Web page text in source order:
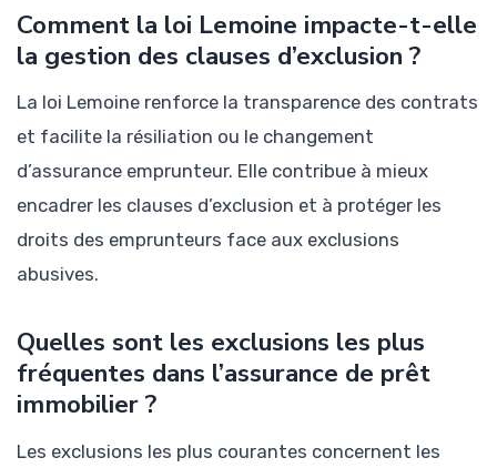
Comment la loi Lemoine impacte-t-elle
la gestion des clauses d’exclusion ?
La loi Lemoine renforce la transparence des contrats
et facilite la résiliation ou le changement
d’assurance emprunteur. Elle contribue à mieux
encadrer les clauses d’exclusion et à protéger les
droits des emprunteurs face aux exclusions
abusives.
Quelles sont les exclusions les plus
fréquentes dans l’assurance de prêt
immobilier ?
Les exclusions les plus courantes concernent les